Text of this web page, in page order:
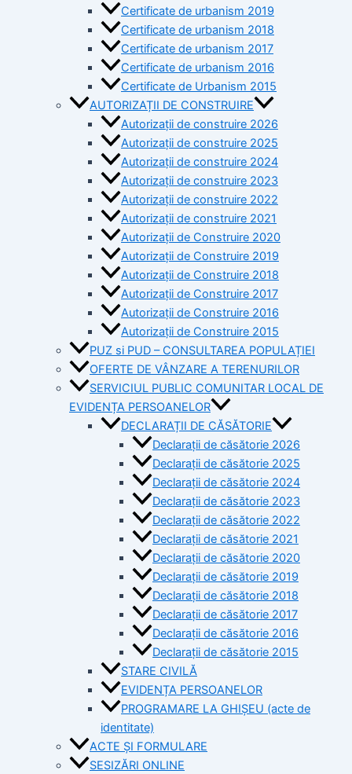
Certificate de urbanism 2019
Certificate de urbanism 2018
Certificate de urbanism 2017
Certificate de urbanism 2016
Certificate de Urbanism 2015
AUTORIZAȚII DE CONSTRUIRE
Autorizații de construire 2026
Autorizații de construire 2025
Autorizații de construire 2024
Autorizații de construire 2023
Autorizații de construire 2022
Autorizații de construire 2021
Autorizații de Construire 2020
Autorizații de Construire 2019
Autorizaţii de Construire 2018
Autorizaţii de Construire 2017
Autorizaţii de Construire 2016
Autorizaţii de Construire 2015
PUZ si PUD – CONSULTAREA POPULAȚIEI
OFERTE DE VÂNZARE A TERENURILOR
SERVICIUL PUBLIC COMUNITAR LOCAL DE
EVIDENȚA PERSOANELOR
DECLARAȚII DE CĂSĂTORIE
Declarații de căsătorie 2026
Declarații de căsătorie 2025
Declarații de căsătorie 2024
Declarații de căsătorie 2023
Declarații de căsătorie 2022
Declarații de căsătorie 2021
Declarații de căsătorie 2020
Declarații de căsătorie 2019
Declarații de căsătorie 2018
Declarații de căsătorie 2017
Declarații de căsătorie 2016
Declarații de căsătorie 2015
STARE CIVILĂ
EVIDENȚA PERSOANELOR
PROGRAMARE LA GHIȘEU (acte de
identitate)
ACTE ȘI FORMULARE
SESIZĂRI ONLINE